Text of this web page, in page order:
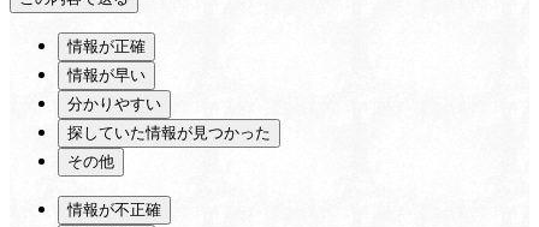
情報が正確
情報が早い
分かりやすい
探していた情報が見つかった
その他
情報が不正確